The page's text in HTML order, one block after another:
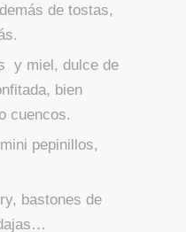
de tostas,
y miel, dulce de
bien
cuencos.
pepinillos,
bastones de